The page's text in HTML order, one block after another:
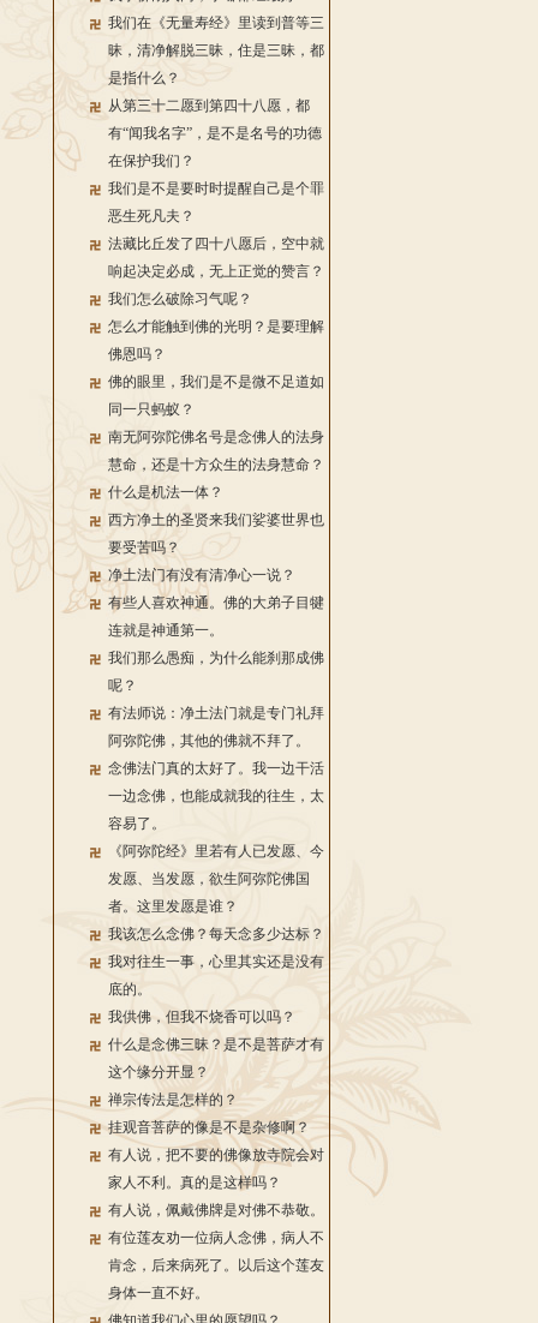
我们在《无量寿经》里读到普等三
昧，清净解脱三昧，住是三昧，都
是指什么？
从第三十二愿到第四十八愿，都
有“闻我名字”，是不是名号的功德
在保护我们？
我们是不是要时时提醒自己是个罪
恶生死凡夫？
法藏比丘发了四十八愿后，空中就
响起决定必成，无上正觉的赞言？
我们怎么破除习气呢？
怎么才能触到佛的光明？是要理解
佛恩吗？
佛的眼里，我们是不是微不足道如
同一只蚂蚁？
南无阿弥陀佛名号是念佛人的法身
慧命，还是十方众生的法身慧命？
什么是机法一体？
西方净土的圣贤来我们娑婆世界也
要受苦吗？
净土法门有没有清净心一说？
有些人喜欢神通。佛的大弟子目犍
连就是神通第一。
我们那么愚痴，为什么能刹那成佛
呢？
有法师说：净土法门就是专门礼拜
阿弥陀佛，其他的佛就不拜了。
念佛法门真的太好了。我一边干活
一边念佛，也能成就我的往生，太
容易了。
《阿弥陀经》里若有人已发愿、今
发愿、当发愿，欲生阿弥陀佛国
者。这里发愿是谁？
我该怎么念佛？每天念多少达标？
我对往生一事，心里其实还是没有
底的。
我供佛，但我不烧香可以吗？
什么是念佛三昧？是不是菩萨才有
这个缘分开显？
禅宗传法是怎样的？
挂观音菩萨的像是不是杂修啊？
有人说，把不要的佛像放寺院会对
家人不利。真的是这样吗？
有人说，佩戴佛牌是对佛不恭敬。
有位莲友劝一位病人念佛，病人不
肯念，后来病死了。以后这个莲友
身体一直不好。